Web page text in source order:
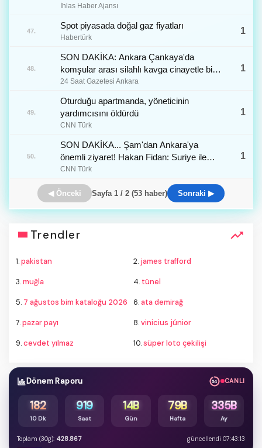
İhlas Haber Ajansı
47.
Spot piyasada doğal gaz fiyatları
Habertürk
1
48.
SON DAKİKA: Ankara Çankaya'da
komşular arası silahlı kavga cinayetle bitti,
1 ölü
24 Saat Gazetesi Ankara
1
49.
Oturduğu apartmanda, yöneticinin
yardımcısını öldürdü
CNN Türk
1
50.
SON DAKİKA... Şam'dan Ankara'ya
önemli ziyaret! Hakan Fidan: Suriye ile
aramızda ortak bir gelecek var
CNN Türk
1
◀ Önceki Sayfa 1 / 2 (53 haber) Sonraki ▶
Trendler
1.pakistan 2. james trafford
3.muğla 4. tünel
5. 7 ağustos bim kataloğu 2026 6.ata demirağ
7.pazar payı 8.vinicius júnior
9.cevdet yılmaz 10.süper loto çekilişi
Dönem Raporu 53 CANLI
182
10 Dk
919
Saat
14B
Gün
79B
Hafta
335B
Ay
Toplam (30g): 428.867 güncellendi 07:43:13